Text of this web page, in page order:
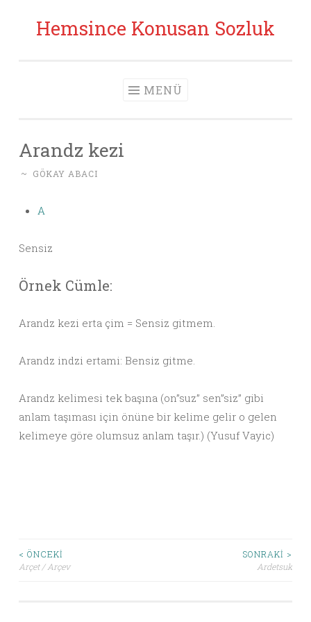
İçeriğe geç
Hemsince Konusan Sozluk
MENÜ
Arandz kezi
~ GÖKAY ABACI
A
Sensiz
Örnek Cümle:
Arandz kezi erta çim = Sensiz gitmem.
Arandz indzi ertami: Bensiz gitme.
Arandz kelimesi tek başına (on”suz” sen”siz” gibi
anlam taşıması için önüne bir kelime gelir o gelen
kelimeye göre olumsuz anlam taşır.) (Yusuf Vayic)
Yazı dolaşımı
< ÖNCEKI
Arçet / Arçev
SONRAKI >
Ardetsuk